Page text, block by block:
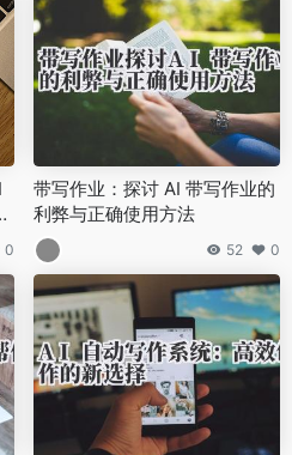
0
带写作业：探讨 AI 带写作业的
利弊与正确使用方法
52 0